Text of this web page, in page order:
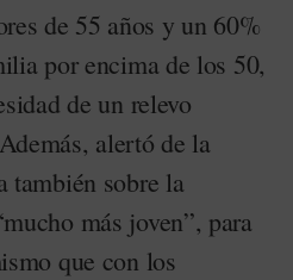
de 55 años y un 60%
por encima de los 50,
de un relevo
alertó de la
también sobre la
más joven”, para
que con los